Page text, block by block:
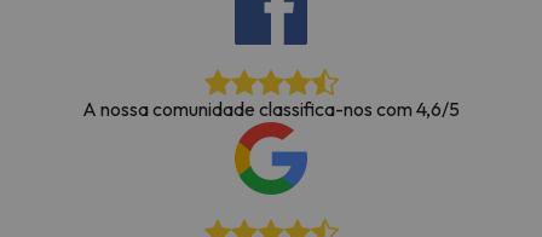
A nossa comunidade classifica-nos com 4,6/5